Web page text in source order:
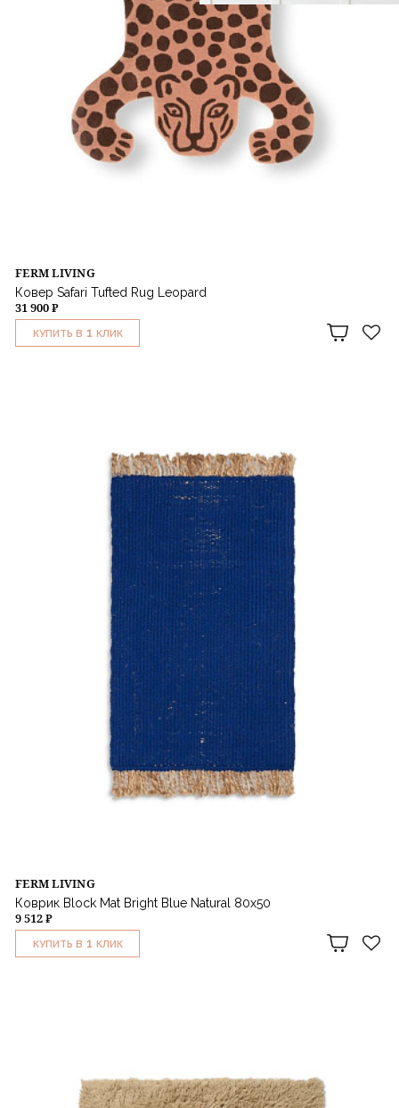
FERM LIVING
Ковер Safari Tufted Rug Leopard
31 900 ₽
КУПИТЬ В 1 КЛИК
FERM LIVING
Коврик Block Mat Bright Blue Natural 80х50
9 512 ₽
КУПИТЬ В 1 КЛИК